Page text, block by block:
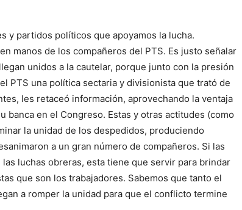
–
CR
y partidos políticos que apoyamos la lucha.
manos de los compañeros del PTS. Es justo señalar
unidos a la cautelar, porque junto con la presión
PTS una política sectaria y divisionista que trató de
les retaceó información, aprovechando la ventaja
banca en el Congreso. Estas y otras actitudes (como
la unidad de los despedidos, produciendo
a un gran número de compañeros. Si las
luchas obreras, esta tiene que servir para brindar
que son los trabajadores. Sabemos que tanto el
a romper la unidad para que el conflicto termine